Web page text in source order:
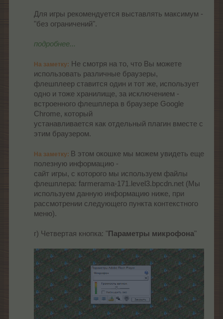
Для игры рекомендуется выставлять максимум -
"без ограничений".
подробнее...
На заметку: Не смотря на то, что Вы можете
использовать различные браузеры,
флешплеер ставится один и тот же, использует
одно и тоже хранилище, за исключением -
встроенного флешплера в браузере Google
Chrome, который
устанавливается как отдельный плагин вместе с
этим браузером.
На заметку: В этом окошке мы можем увидеть еще
полезную информацию -
сайт игры, с которого мы используем файлы
флешплера: farmerama-171.level3.bpcdn.net (Мы
используем данную информацию ниже, при
рассмотрении следующего пункта контекстного
меню).​
г) Четвертая кнопка: "Параметры микрофона"